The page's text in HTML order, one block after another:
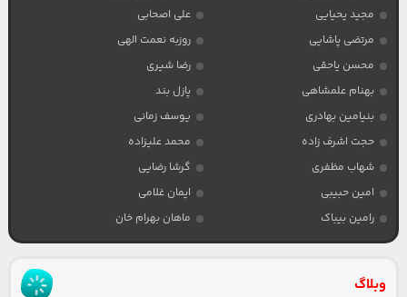
مجید یحیایی
علی اصحابی
مرتضی پاشایی
روزبه نعمت الهی
محسن یاحقی
رضا شیری
بهنام علمشاهی
پازل بند
بنیامین بهادری
یوسف زمانی
حجت اشرف زاده
محمد علیزاده
شهاب مظفری
گرشا رضایی
امین حبیبی
ایمان غلامی
رامین بیباک
ماهان بهرام خان
وبلاگ